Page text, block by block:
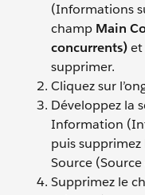
(Informations
champ Main
concurrents)et
supprimer.
Cliquez sur
Développez la
Information
puis
Source
Supprimez le